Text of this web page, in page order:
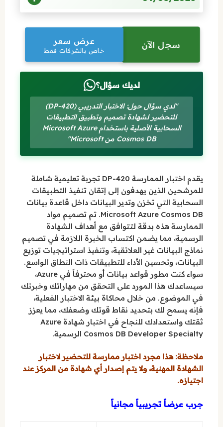
سجل الآن عرض سعر
خاص بالشركات فقط
لديك سؤال؟
"لدي سؤال حول: الاختبار التدريبي (DP-420)
للتحضير لشهادة تصميم وتطبيق التطبيقات
السحابية الأصلية باستخدام Microsoft Azure
Cosmos DB من Microsoft"
يقدم اختبار الممارسة DP-420 تجربة تعليمية شاملة
للمرشحين الذين يهدفون إلى إتقان تنفيذ التطبيقات
السحابية التي تخزن وتدير البيانات داخل قاعدة بيانات
Microsoft Azure Cosmos DB. تم تصميم مواد
الممارسة هذه بدقة لتتوافق مع أهداف الشهادة
الرسمية، مما يضمن اكتساب الخبرة اللازمة في تصميم
نماذج البيانات غير العلائقية، وتنفيذ استراتيجيات توزيع
البيانات، وتحسين الأداء للتطبيقات ذات النطاق الواسع.
سواء كنت مطور قواعد بيانات أو محترفاً في Azure،
سيساعدك هذا المورد على التحقق من مهاراتك وخبرتك
في الموضوع. من خلال محاكاة بيئة الاختبار الفعلية،
فإنه يسمح لك بتحديد نقاط قوتك وضعفك، مما يعزز
ثقتك واستعدادك للنجاح في اختبار شهادة Azure
Cosmos DB Developer Specialty الرسمية.
ملاحظة: هذا مجرد اختبار ممارسة للتحضير لاختبار
الشهادة المهنية، ولا يتم إصدار أي شهادة من المركز عند
اجتيازه.
جرب عرضاً تجريبياً مجانياً